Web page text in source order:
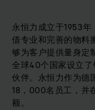
永恒力成立于1953
借专业和完善的物料
够为客户提供量身定
全球40个国家设立
伙伴。永恒力作为德
18，000名员工，并
额。